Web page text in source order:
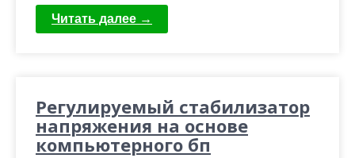
Читать далее →
Регулируемый стабилизатор
напряжения на основе
компьютерного бп